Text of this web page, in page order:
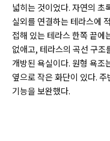
넓히는 것이었다. 자연의 초
실외를 연결하는 테라스에
접해 있는 테라스 한쪽 끝에
없애고, 테라스의 곡선 구조
개방된 욕실이다. 원형 욕조
옆으로 작은 화단이 있다.
기능을 보완했다.